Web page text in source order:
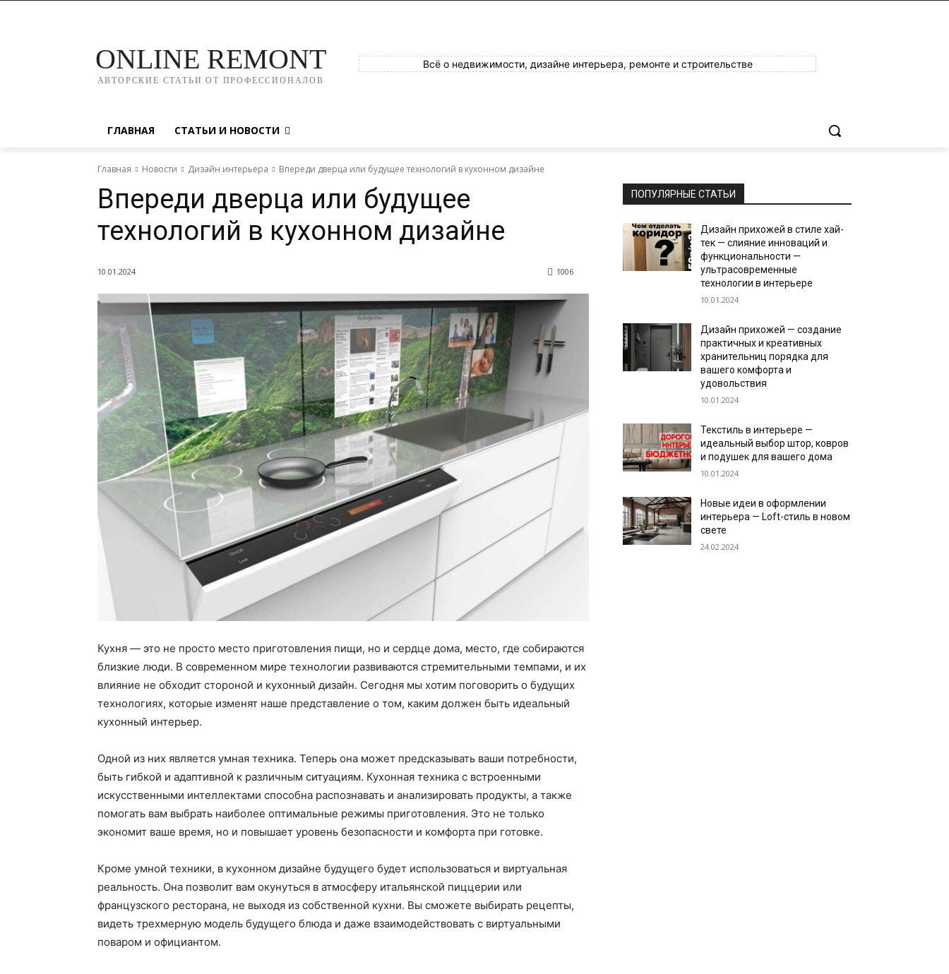
ONLINE REMONT
АВТОРСКИЕ СТАТЬИ ОТ ПРОФЕССИОНАЛОВ
Всё о недвижимости, дизайне интерьера, ремонте и строительстве
ГЛАВНАЯ СТАТЬИ И НОВОСТИ
Главная Новости Дизайн интерьера Впереди дверца или будущее технологий в кухонном дизайне
Впереди дверца или будущее
технологий в кухонном дизайне
10.01.2024 1006
Кухня — это не просто место приготовления пищи, но и сердце дома, место, где собираются
близкие люди. В современном мире технологии развиваются стремительными темпами, и их
влияние не обходит стороной и кухонный дизайн. Сегодня мы хотим поговорить о будущих
технологиях, которые изменят наше представление о том, каким должен быть идеальный
кухонный интерьер.
Одной из них является умная техника. Теперь она может предсказывать ваши потребности,
быть гибкой и адаптивной к различным ситуациям. Кухонная техника с встроенными
искусственными интеллектами способна распознавать и анализировать продукты, а также
помогать вам выбрать наиболее оптимальные режимы приготовления. Это не только
экономит ваше время, но и повышает уровень безопасности и комфорта при готовке.
Кроме умной техники, в кухонном дизайне будущего будет использоваться и виртуальная
реальность. Она позволит вам окунуться в атмосферу итальянской пиццерии или
французского ресторана, не выходя из собственной кухни. Вы сможете выбирать рецепты,
видеть трехмерную модель будущего блюда и даже взаимодействовать с виртуальными
поваром и официантом.
ПОПУЛЯРНЫЕ СТАТЬИ
Дизайн прихожей в стиле хай-
тек — слияние инноваций и
функциональности —
ультрасовременные
технологии в интерьере
10.01.2024
Дизайн прихожей — создание
практичных и креативных
хранительниц порядка для
вашего комфорта и
удовольствия
10.01.2024
Текстиль в интерьере —
идеальный выбор штор, ковров
и подушек для вашего дома
10.01.2024
Новые идеи в оформлении
интерьера — Loft-стиль в новом
свете
24.02.2024